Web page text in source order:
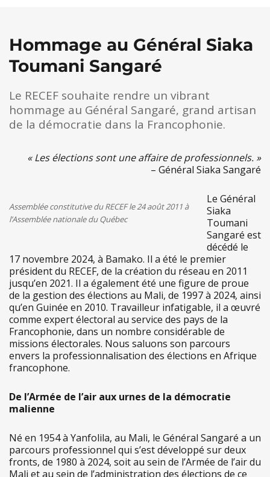
Hommage au Général Siaka
Toumani Sangaré
Le RECEF souhaite rendre un vibrant
hommage au Général Sangaré, grand artisan
de la démocratie dans la Francophonie.
« Les élections sont une affaire de professionnels. »
– Général Siaka Sangaré
Assemblée constitutive du RECEF le 24 août 2011 à
l’Assemblée nationale du Québec
Le Général
Siaka
Toumani
Sangaré est
décédé le
17 novembre 2024, à Bamako. Il a été le premier
président du RECEF, de la création du réseau en 2011
jusqu’en 2021. Il a également été une figure de proue
de la gestion des élections au Mali, de 1997 à 2024, ainsi
qu’en Guinée en 2010. Travailleur infatigable, il a œuvré
comme expert électoral au service des pays de la
Francophonie, dans un nombre considérable de
missions électorales. Nous saluons son parcours
envers la professionnalisation des élections en Afrique
francophone.
De l’Armée de l’air aux urnes de la démocratie
malienne
Né en 1954 à Yanfolila, au Mali, le Général Sangaré a un
parcours professionnel qui s’est développé sur deux
fronts, de 1980 à 2024, soit au sein de l’Armée de l’air du
Mali et au sein de l’administration des élections de ce